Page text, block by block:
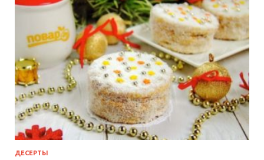
ДЕСЕРТЫ